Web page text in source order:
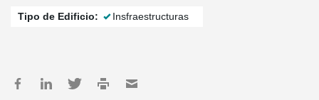
Tipo de Edificio: Insfraestructuras